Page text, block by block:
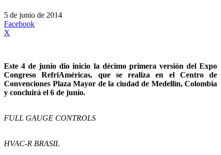
5 de junio de 2014
Facebook
X
Este 4 de junio dio inicio la décimo primera versión del Expo
Congreso RefriAméricas, que se realiza en el Centro de
Convenciones Plaza Mayor de la ciudad de Medellín, Colombia
y concluirá el 6 de junio.
FULL GAUGE CONTROLS
HVAC-R BRASIL